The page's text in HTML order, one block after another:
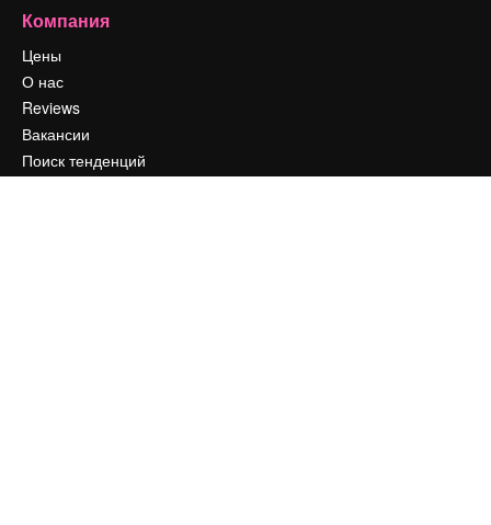
Компания
Цены
О нас
Reviews
Вакансии
Поиск тенденций